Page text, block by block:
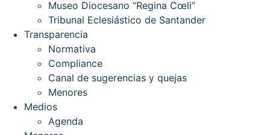
Museo Diocesano “Regina Cœli”
Tribunal Eclesiástico de Santander
Transparencia
Normativa
Compliance
Canal de sugerencias y quejas
Menores
Medios
Agenda